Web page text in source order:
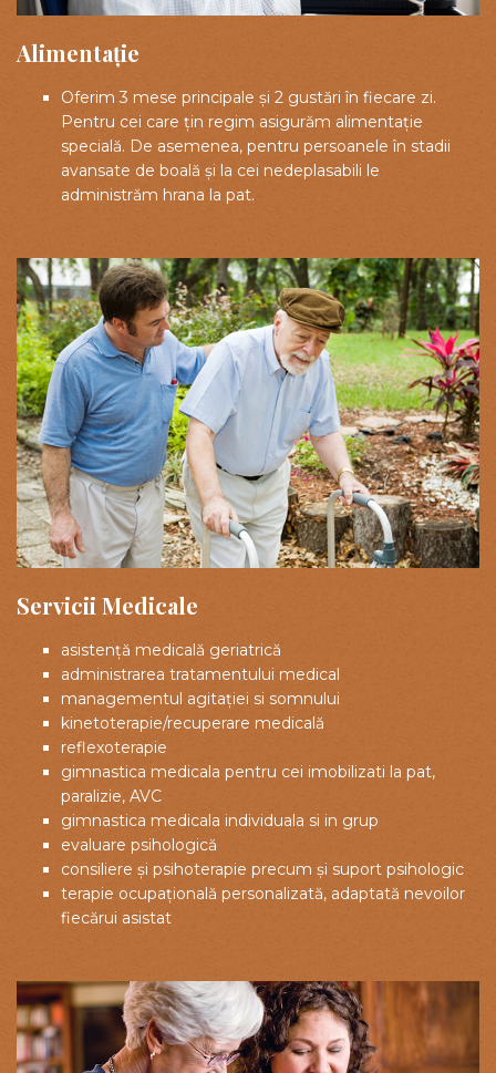
Alimentație
Oferim 3 mese principale și 2 gustări în fiecare zi.
Pentru cei care țin regim asigurăm alimentație
specială. De asemenea, pentru persoanele în stadii
avansate de boală și la cei nedeplasabili le
administrăm hrana la pat.
Servicii Medicale
asistență medicală geriatrică
administrarea tratamentului medical
managementul agitației si somnului
kinetoterapie/recuperare medicală
reflexoterapie
gimnastica medicala pentru cei imobilizati la pat,
paralizie, AVC
gimnastica medicala individuala si in grup
evaluare psihologică
consiliere și psihoterapie precum și suport psihologic
terapie ocupațională personalizată, adaptată nevoilor
fiecărui asistat